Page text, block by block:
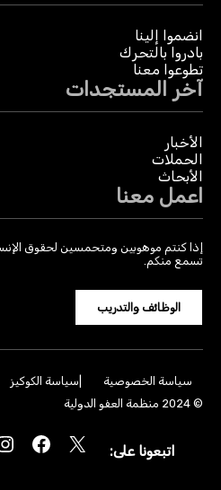
انضموا إلينا
بادروا بالتحرك
تطوعوا معنا
آخر المستجدات
الأخبار
الحملات
الأبحاث
اعمل معنا
إذا كنتم موهوبين ومتحمسين لحقوق
تسمع منكم.
الوظائف والتدريب
سياسة الخصوصية سياسة الكوكيز
© 2024 منظمة العفو الدولية
اتبعونا على: X
Facebook